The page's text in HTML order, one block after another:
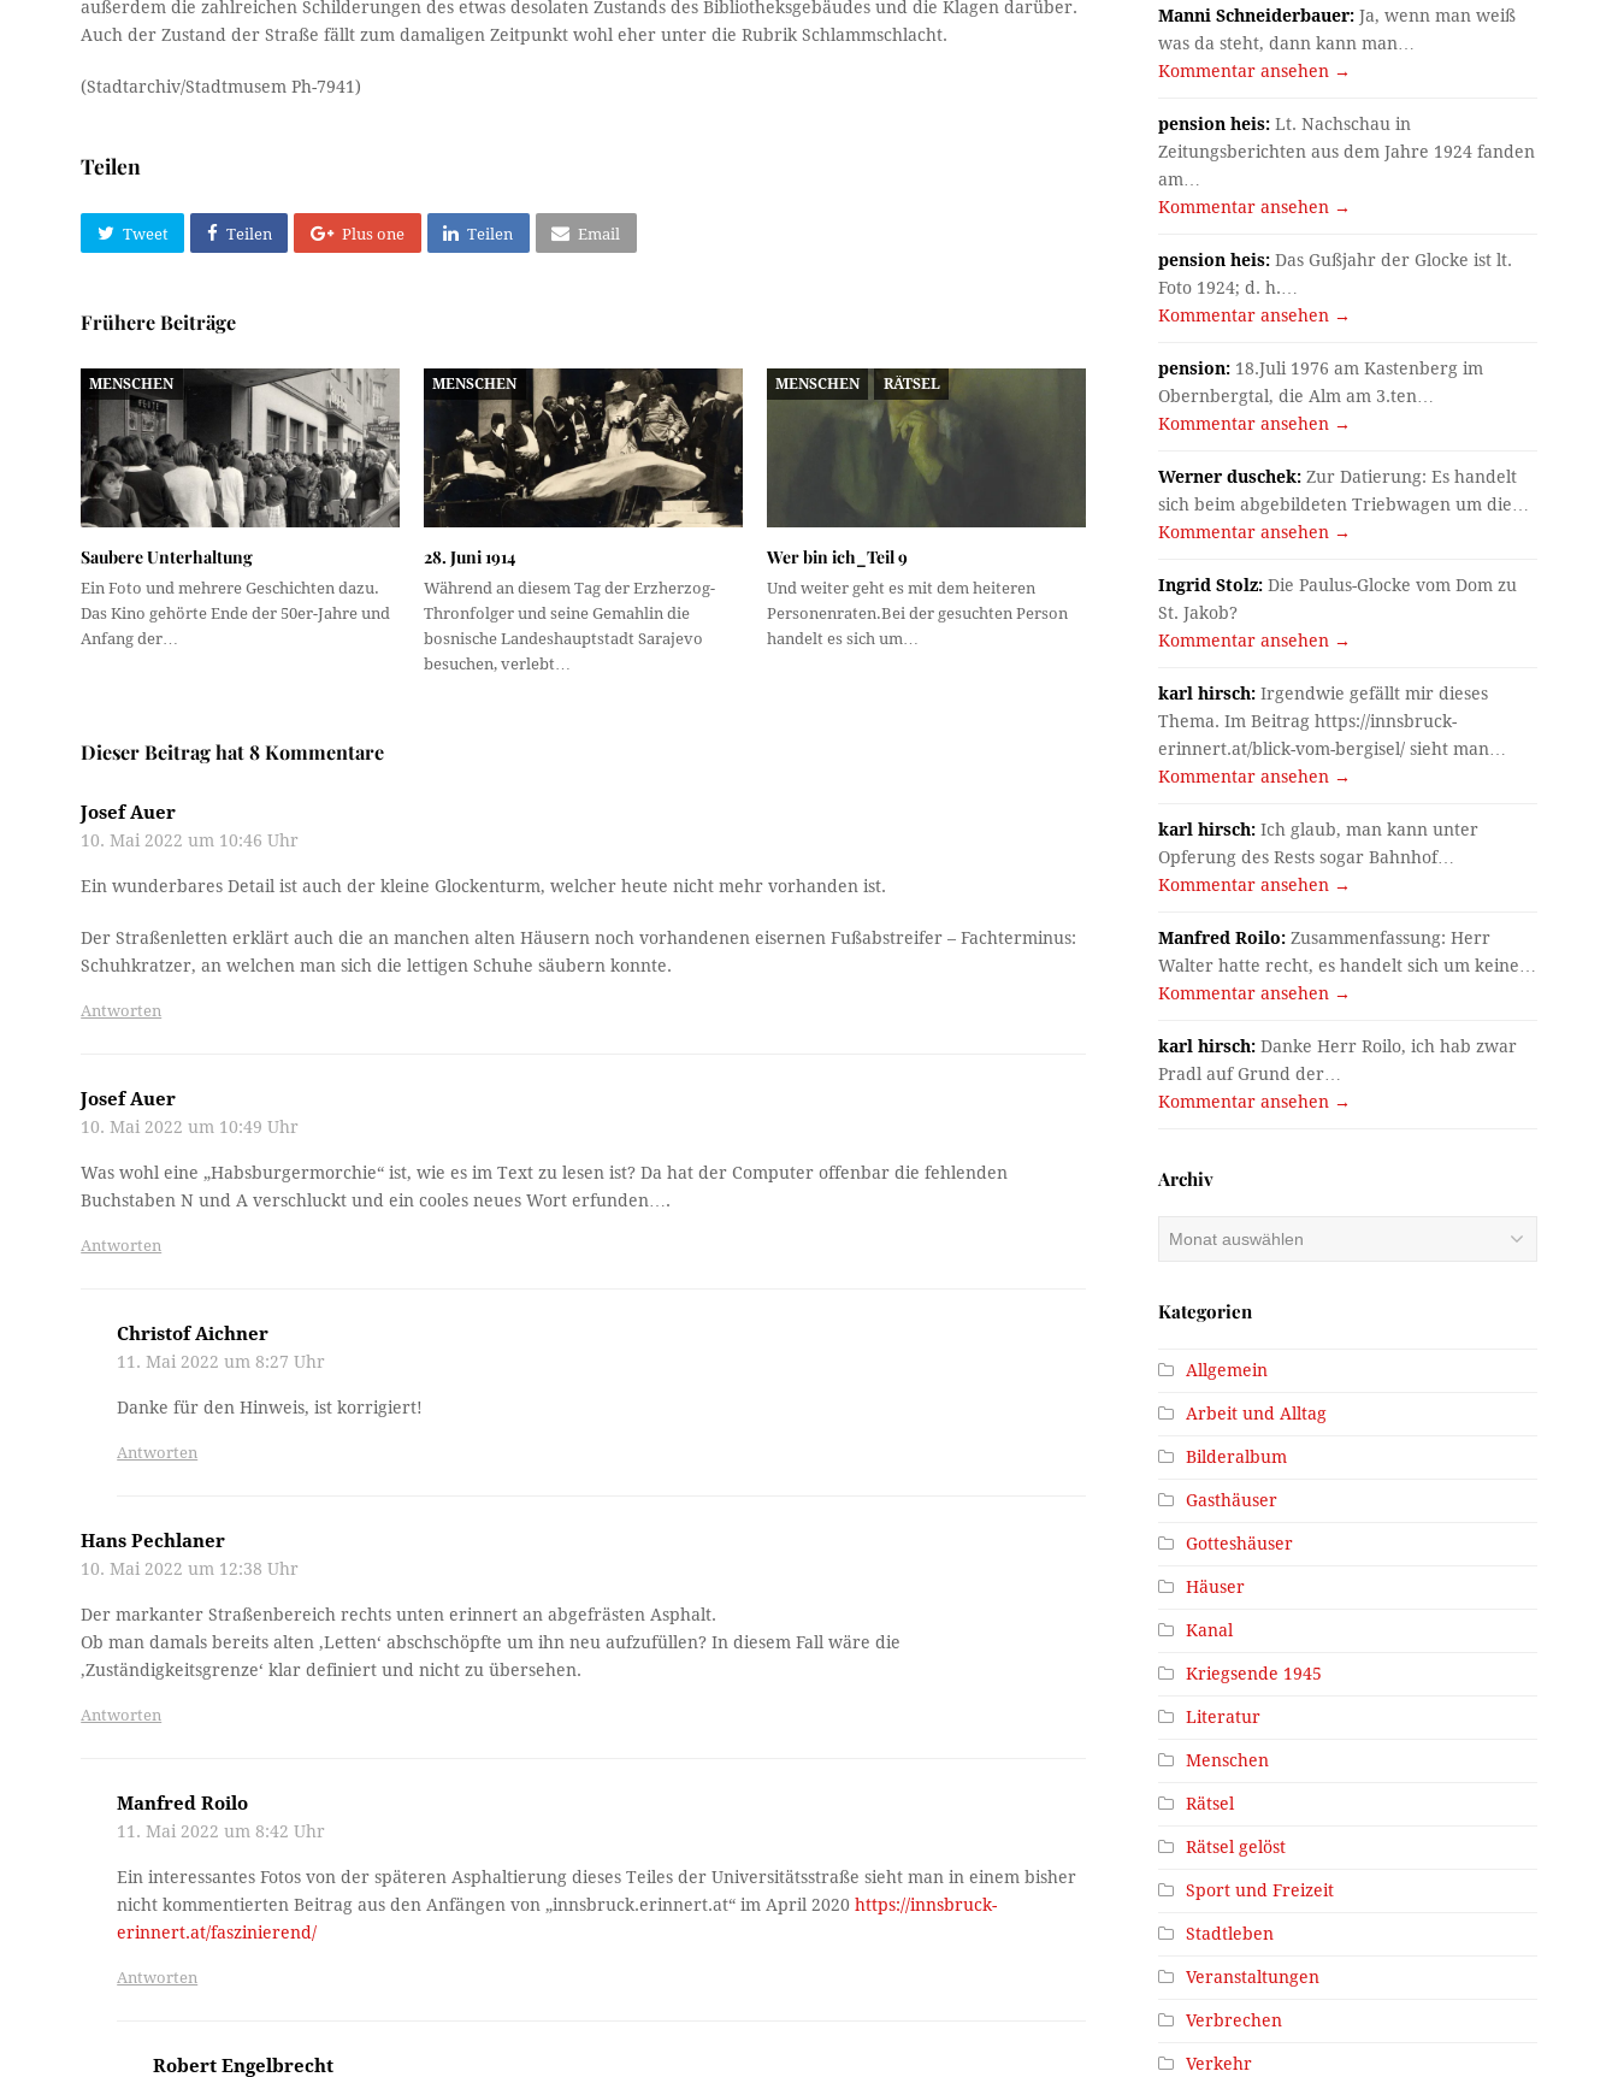
außerdem die zahlreichen Schilderungen des etwas desolaten Zustands des Bibliotheksgebäudes und die Klagen darüber.
Auch der Zustand der Straße fällt zum damaligen Zeitpunkt wohl eher unter die Rubrik Schlammschlacht.
(Stadtarchiv/Stadtmusem Ph-7941)
Teilen
Tweet Teilen Plus one Teilen Email
Frühere Beiträge
MENSCHEN
Saubere Unterhaltung
Ein Foto und mehrere Geschichten dazu.
Das Kino gehörte Ende der 50er-Jahre und
Anfang der…
MENSCHEN
28. Juni 1914
Während an diesem Tag der Erzherzog-
Thronfolger und seine Gemahlin die
bosnische Landeshauptstadt Sarajevo
besuchen, verlebt…
MENSCHEN RÄTSEL
Wer bin ich_Teil 9
Und weiter geht es mit dem heiteren
Personenraten.Bei der gesuchten Person
handelt es sich um…
Dieser Beitrag hat 8 Kommentare
Josef Auer
10. Mai 2022 um 10:46 Uhr
Ein wunderbares Detail ist auch der kleine Glockenturm, welcher heute nicht mehr vorhanden ist.
Der Straßenletten erklärt auch die an manchen alten Häusern noch vorhandenen eisernen Fußabstreifer – Fachterminus:
Schuhkratzer, an welchen man sich die lettigen Schuhe säubern konnte.
Antworten
Josef Auer
10. Mai 2022 um 10:49 Uhr
Was wohl eine „Habsburgermorchie“ ist, wie es im Text zu lesen ist? Da hat der Computer offenbar die fehlenden
Buchstaben N und A verschluckt und ein cooles neues Wort erfunden….
Antworten
Christof Aichner
11. Mai 2022 um 8:27 Uhr
Danke für den Hinweis, ist korrigiert!
Antworten
Hans Pechlaner
10. Mai 2022 um 12:38 Uhr
Der markanter Straßenbereich rechts unten erinnert an abgefrästen Asphalt.
Ob man damals bereits alten ‚Letten‘ abschschöpfte um ihn neu aufzufüllen? In diesem Fall wäre die
‚Zuständigkeitsgrenze‘ klar definiert und nicht zu übersehen.
Antworten
Manfred Roilo
11. Mai 2022 um 8:42 Uhr
Ein interessantes Fotos von der späteren Asphaltierung dieses Teiles der Universitätsstraße sieht man in einem bisher
nicht kommentierten Beitrag aus den Anfängen von „innsbruck.erinnert.at“ im April 2020https://innsbruck-
erinnert.at/faszinierend/
Antworten
Robert Engelbrecht
Manni Schneiderbauer: Ja, wenn man weiß
was da steht, dann kann man…
Kommentar ansehen →
pension heis: Lt. Nachschau in
Zeitungsberichten aus dem Jahre 1924 fanden
am…
Kommentar ansehen →
pension heis: Das Gußjahr der Glocke ist lt.
Foto 1924; d. h.…
Kommentar ansehen →
pension: 18.Juli 1976 am Kastenberg im
Obernbergtal, die Alm am 3.ten…
Kommentar ansehen →
Werner duschek: Zur Datierung: Es handelt
sich beim abgebildeten Triebwagen um die…
Kommentar ansehen →
Ingrid Stolz: Die Paulus-Glocke vom Dom zu
St. Jakob?
Kommentar ansehen →
karl hirsch: Irgendwie gefällt mir dieses
Thema. Im Beitrag https://innsbruck-
erinnert.at/blick-vom-bergisel/ sieht man…
Kommentar ansehen →
karl hirsch: Ich glaub, man kann unter
Opferung des Rests sogar Bahnhof…
Kommentar ansehen →
Manfred Roilo: Zusammenfassung: Herr
Walter hatte recht, es handelt sich um keine…
Kommentar ansehen →
karl hirsch: Danke Herr Roilo, ich hab zwar
Pradl auf Grund der…
Kommentar ansehen →
Archiv
Kategorien
Allgemein
Arbeit und Alltag
Bilderalbum
Gasthäuser
Gotteshäuser
Häuser
Kanal
Kriegsende 1945
Literatur
Menschen
Rätsel
Rätsel gelöst
Sport und Freizeit
Stadtleben
Veranstaltungen
Verbrechen
Verkehr